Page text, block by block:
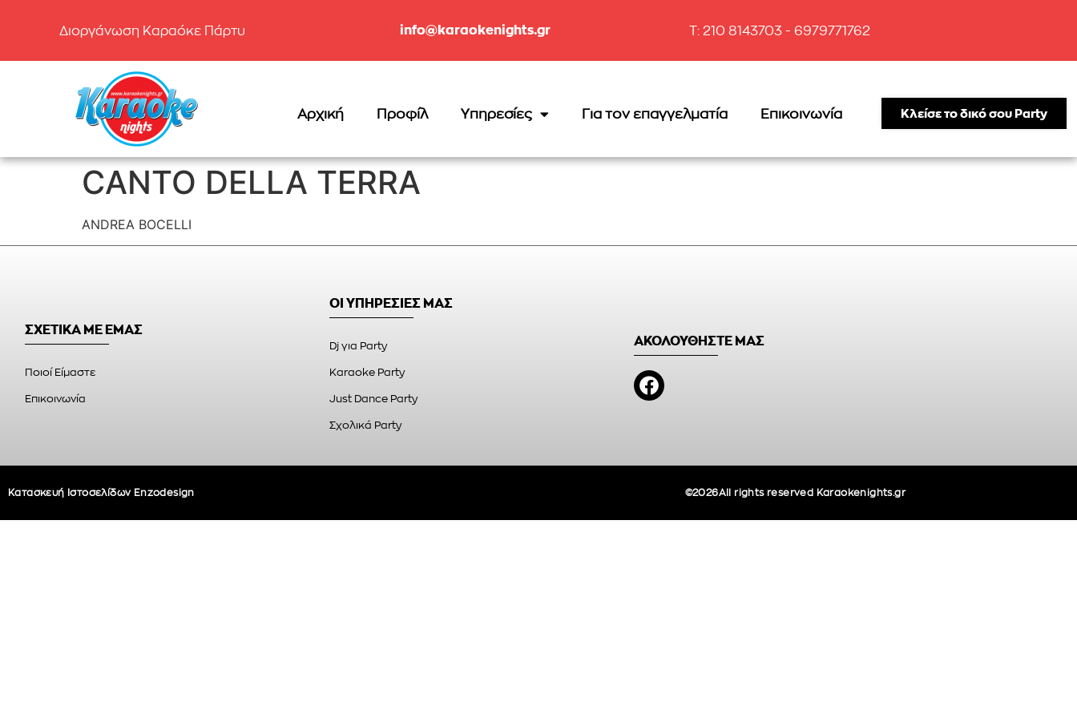
Διοργάνωση Καραόκε Πάρτυ info@karaokenights.gr T: 210 8143703 - 6979771762
Αρχική Προφίλ Υπηρεσίες Για τον επαγγελματία Επικοινωνία Κλείσε το δικό σου Party
CANTO DELLA TERRA
ANDREA BOCELLI
ΣΧΕΤΙΚΑ ΜΕ ΕΜΑΣ
Ποιοί Είμαστε
Επικοινωνία
ΟΙ ΥΠΗΡΕΣΙΕΣ ΜΑΣ
Dj για Party
Karaoke Party
Just Dance Party
Σχολικά Party
ΑΚΟΛΟΥΘΗΣΤΕ ΜΑΣ
Κατασκευή Ιστοσελίδων Enzodesign ©2026All rights reserved Karaokenights.gr